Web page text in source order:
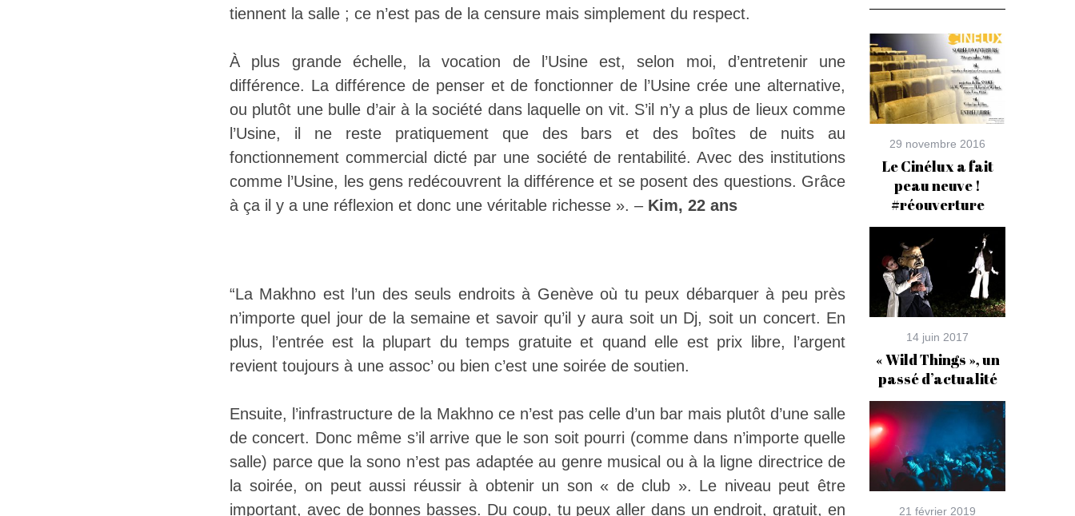
tiennent la salle ; ce n’est pas de la censure mais simplement du respect.
À plus grande échelle, la vocation de l’Usine est, selon moi, d’entretenir une
différence. La différence de penser et de fonctionner de l’Usine crée une alternative,
ou plutôt une bulle d’air à la société dans laquelle on vit. S’il n’y a plus de lieux comme
l’Usine, il ne reste pratiquement que des bars et des boîtes de nuits au
fonctionnement commercial dicté par une société de rentabilité. Avec des institutions
comme l’Usine, les gens redécouvrent la différence et se posent des questions. Grâce
à ça il y a une réflexion et donc une véritable richesse ». – Kim, 22 ans
“La Makhno est l’un des seuls endroits à Genève où tu peux débarquer à peu près
n’importe quel jour de la semaine et savoir qu’il y aura soit un Dj, soit un concert. En
plus, l’entrée est la plupart du temps gratuite et quand elle est prix libre, l’argent
revient toujours à une assoc’ ou bien c’est une soirée de soutien.
Ensuite, l’infrastructure de la Makhno ce n’est pas celle d’un bar mais plutôt d’une salle
de concert. Donc même s’il arrive que le son soit pourri (comme dans n’importe quelle
salle) parce que la sono n’est pas adaptée au genre musical ou à la ligne directrice de
la soirée, on peut aussi réussir à obtenir un son « de club ». Le niveau peut être
important, avec de bonnes basses. Du coup, tu peux aller dans un endroit, gratuit, en
29 novembre 2016
Le Cinélux a fait
peau neuve !
#réouverture
14 juin 2017
« Wild Things », un
passé d’actualité
21 février 2019